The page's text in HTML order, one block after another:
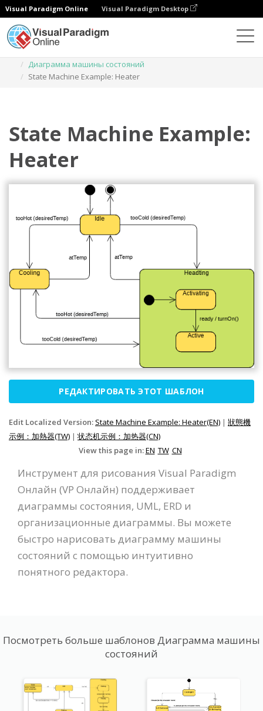
Visual Paradigm Online Visual Paradigm Desktop
Диаграмма машины состояний
State Machine Example: Heater
State Machine Example:
Heater
РЕДАКТИРОВАТЬ ЭТОТ ШАБЛОН
Edit Localized Version: State Machine Example: Heater(EN) | 狀態機
示例：加熱器(TW) | 状态机示例：加热器(CN)
View this page in:EN TW CN
Инструмент для рисования Visual Paradigm
Онлайн (VP Онлайн) поддерживает
диаграммы состояния, UML, ERD и
организационные диаграммы. Вы можете
быстро нарисовать диаграмму машины
состояний с помощью интуитивно
понятного редактора.
Посмотреть больше шаблонов Диаграмма машины
состояний